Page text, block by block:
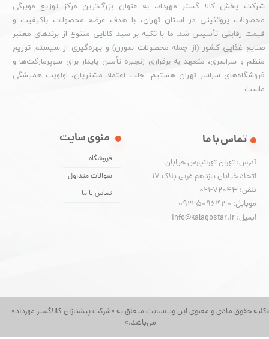
حقوق مادی و معنوی این وب‌سایت متعلق به «شرکت پیشتازان کالاگستر مهرداد»
می‌باشد.»
شرکت پخش کالا گستر مهرداد، به عنوان بزرگ‌ترین مرکز توزیع مویرگی
محصولات پروتئینی در استان تهران، با هدف عرضه محصولات باکیفیت و
قیمت رقابتی تأسیس شد. ما با تکیه بر سبد کالایی متنوع از برندهای معتبر
صنایع غذایی کشور (از جمله محصولات سورن) و بهره‌گیری از سیستم توزیع
منظم و سراسری، متعهد به برقراری زنجیره تأمین پایدار برای سوپرمارکت‌ها و
فروشگاه‌های سراسر تهران هستیم. جلب اعتماد مشتریان، اولویت همیشگی
ماست.
منوی سایت
فروشگاه
سوالات متداول
تماس با ما
تماس با ما
آدرس: تهران تهرانپارس خیابان
اتحاد خیابان یازدهم غربی پلاک ۱۷
تلفن: 72043-021
موبایل: 09225096430
ایمیل: info@kalagostar.ir